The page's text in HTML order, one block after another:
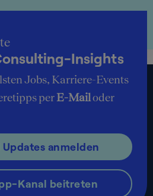
Insights
Jobs, Karriere-Events
perE-Mailoder
anmelden
Kanal beitreten